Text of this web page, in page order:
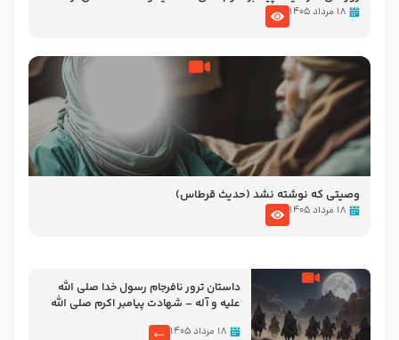
نوانمایش حرامیان در احرام – 1389
۱۸ مرداد ۱۴۰۵
وصیتی که نوشته نشد (حدیث قرطاس)
۱۸ مرداد ۱۴۰۵
‌‌‌‌‌‌‌داستان ترور نافرجام رسول خدا صلی الله
علیه و آله – شهادت پیامبر اکرم صلی الله
۱۸ مرداد ۱۴۰۵